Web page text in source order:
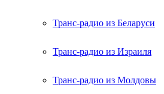
Транс-радио из Беларуси
Транс-радио из Израиля
Транс-радио из Молдовы